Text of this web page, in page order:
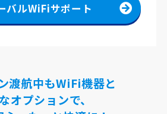
バルWiFiサポート
渡航中もWiFi機器と
オプションで、